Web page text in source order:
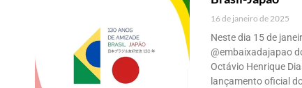
16 de janeiro de 2025
Neste dia 15 de
@embaixadajapao
Octávio Henrique
lançamento oficial